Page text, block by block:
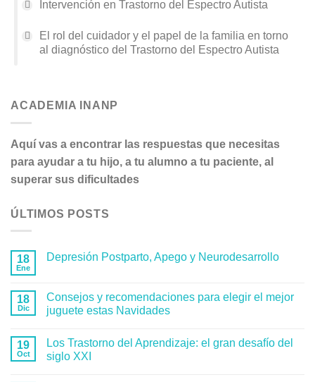
Intervención en Trastorno del Espectro Autista
El rol del cuidador y el papel de la familia en torno
al diagnóstico del Trastorno del Espectro Autista
ACADEMIA INANP
Aquí vas a encontrar las respuestas que necesitas
para ayudar a tu hijo, a tu alumno a tu paciente, al
superar sus dificultades
ÚLTIMOS POSTS
18
Ene
Depresión Postparto, Apego y Neurodesarrollo
18
Dic
Consejos y recomendaciones para elegir el mejor
juguete estas Navidades
19
Oct
Los Trastorno del Aprendizaje: el gran desafío del
siglo XXI